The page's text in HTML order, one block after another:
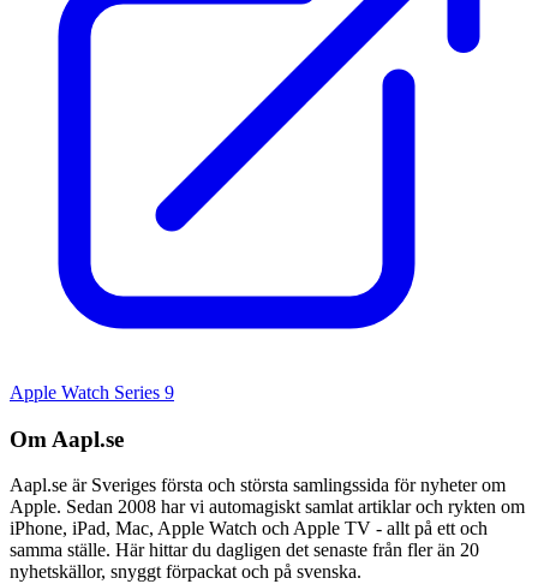
Apple Watch Series 9
Om Aapl.se
Aapl.se är Sveriges första och största samlingssida för nyheter om
Apple. Sedan 2008 har vi automagiskt samlat artiklar och rykten om
iPhone, iPad, Mac, Apple Watch och Apple TV - allt på ett och
samma ställe. Här hittar du dagligen det senaste från fler än 20
nyhetskällor, snyggt förpackat och på svenska.